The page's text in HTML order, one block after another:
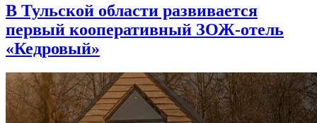
В Тульской области развивается
первый кооперативный ЗОЖ-отель
«Кедровый»